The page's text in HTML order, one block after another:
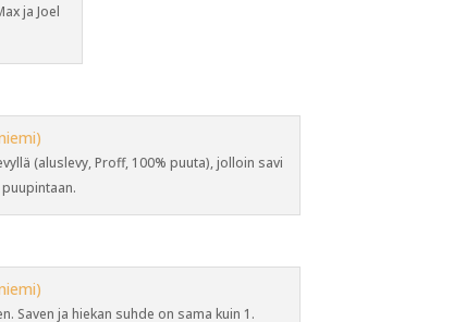
ja Joel
(aluslevy, Proff, 100% puuta), jolloin savi
Saven ja hiekan suhde on sama kuin 1.